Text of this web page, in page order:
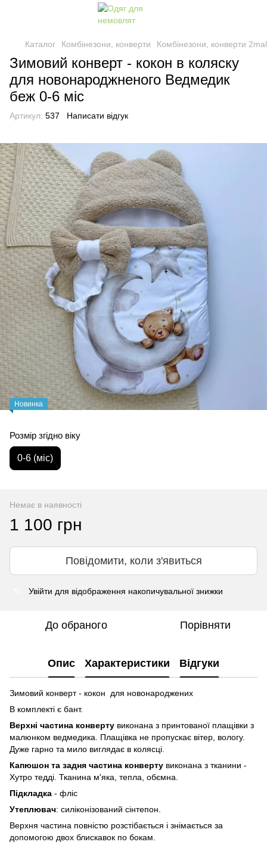
Каталог Комбінезони, конверти Комбінезони, конверти
Зимовий конверт - кокон в коляску
для новонароджненого Ведмедик
беж 0-6 міс
Артикул: 537 Написати відгук
Новинка
Розмір згідно віку
0-6 (міс)
Немає в наявності
1 100 грн
Повідомити, коли з'явиться
Увійти для відображення накопичувальної знижки
До обраного Порівняти
Опис Характеристики Відгуки
Зимовий конверт - кокон для новонароджених
В комплекті є бант.
Верхні частина конверту виконана з принтованої плащівки з
малюнком ведмедика. Плащівка не пропускає вітер, вологу.
Дуже гарно та мило виглядає в колясці.
Капюшон та задня частина конверту виконана з тканини -
Хутро тедді. Тканина м'яка, тепла, обємна.
Підкладка - фліс
Утеплювач: силіконізований сінтепон.
Верхня частина повністю розстібається і знімається за
допомогою двох блискавок по бокам.